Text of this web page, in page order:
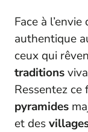
Face à
authentique
ceux qui
traditions
Ressentez ce
pyramides
et des